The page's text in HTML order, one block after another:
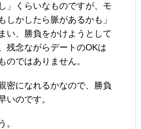
」くらいなものですが、モ
しかしたら脈があるかも」
い、勝負をかけようとして
残念ながらデートのOKは
のではありません。
密になれるかなので、勝負
いのです。
。